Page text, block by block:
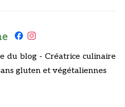
du blog - Créatrice culinaire
gluten et végétaliennes